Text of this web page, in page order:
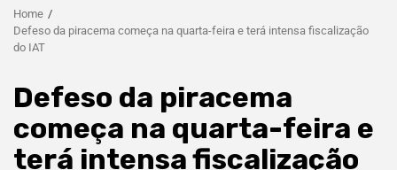
Home
Defeso da piracema começa na quarta-feira e terá intensa fiscalização
do IAT
Defeso da piracema
começa na quarta-feira e
terá intensa fiscalização